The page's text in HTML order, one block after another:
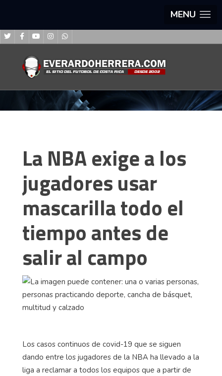
MENU
La NBA exige a los
jugadores usar
mascarilla todo el
tiempo antes de
salir al campo
Los casos continuos de covid-19 que se siguen
dando entre los jugadores de la NBA ha llevado a la
liga a reclamar a todos los equipos que a partir de